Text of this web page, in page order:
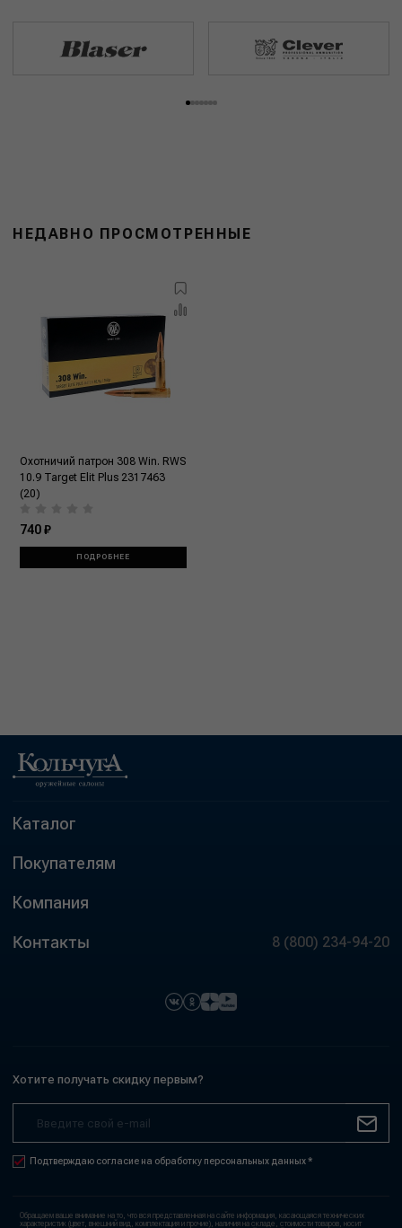
НЕДАВНО ПРОСМОТРЕННЫЕ
Охотничий патрон 308 Win. RWS
10.9 Target Elit Plus 2317463
(20)
740 ₽
ПОДРОБНЕЕ
Каталог
Покупателям
Компания
Контакты 8 (800) 234-94-20
Хотите получать скидку первым?
Подтверждаю согласие на обработку персональных данных *
Обращаем ваше внимание на то, что вся представленная на сайте информация, касающаяся технических
характеристик (цвет, внешний вид, комплектация и прочие), наличия на складе, стоимости товаров, носит